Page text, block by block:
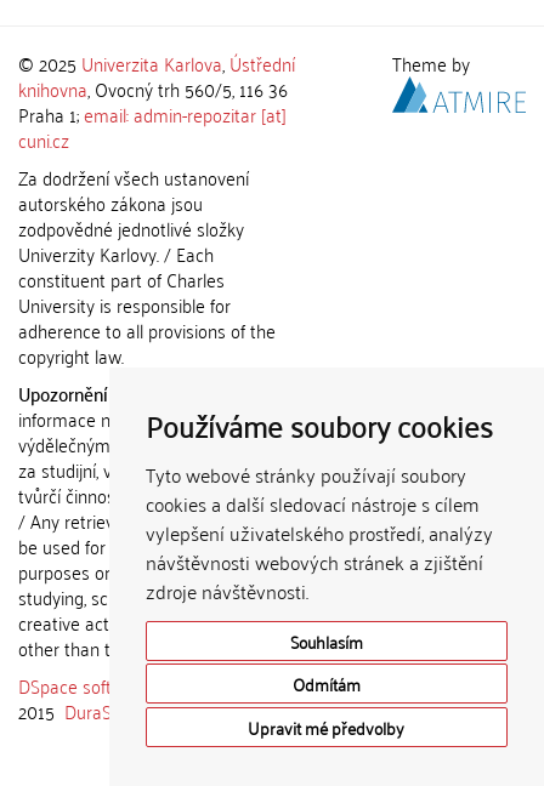
Používáme soubory cookies
Tyto webové stránky používají soubory
cookies a další sledovací nástroje s cílem
vylepšení uživatelského prostředí, analýzy
návštěvnosti webových stránek a zjištění
zdroje návštěvnosti.
Souhlasím
Odmítám
Upravit mé předvolby
© 2025 Univerzita Karlova,Ústřední
knihovna, Ovocný trh 560/5, 116 36
Praha 1;email: admin-repozitar [at]
cuni.cz
Za dodržení všech ustanovení
autorského zákona jsou
zodpovědné jednotlivé složky
Univerzity Karlovy. / Each
constituent part of Charles
University is responsible for
adherence to all provisions of the
copyright law.
Upozornění / Notice:
informace nemohou být použity k
výdělečným účelům nebo vydávány
za studijní, vědeckou nebo jinou
tvůrčí činnost jiné osoby než autora.
/ Any retrieved information shall not
be used for any commercial
purposes or claimed as results of
studying, scientific or any other
creative activities of any person
other than the author.
DSpace software
copyright © 2002-
2015 DuraSpace
Theme by